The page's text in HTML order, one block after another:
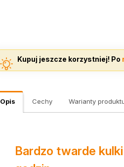
Kupuj jeszcze korzystniej! Po
Opis Cechy Warianty
Bardzo twarde